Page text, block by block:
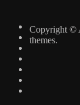
Copyright ©
themes.